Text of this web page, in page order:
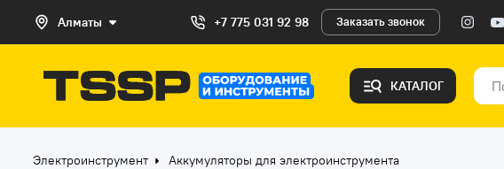
Алматы +7 775 031 92 98 Заказать звонок
КАТАЛОГ
Электроинструмент Аккумуляторы для электроинструмента